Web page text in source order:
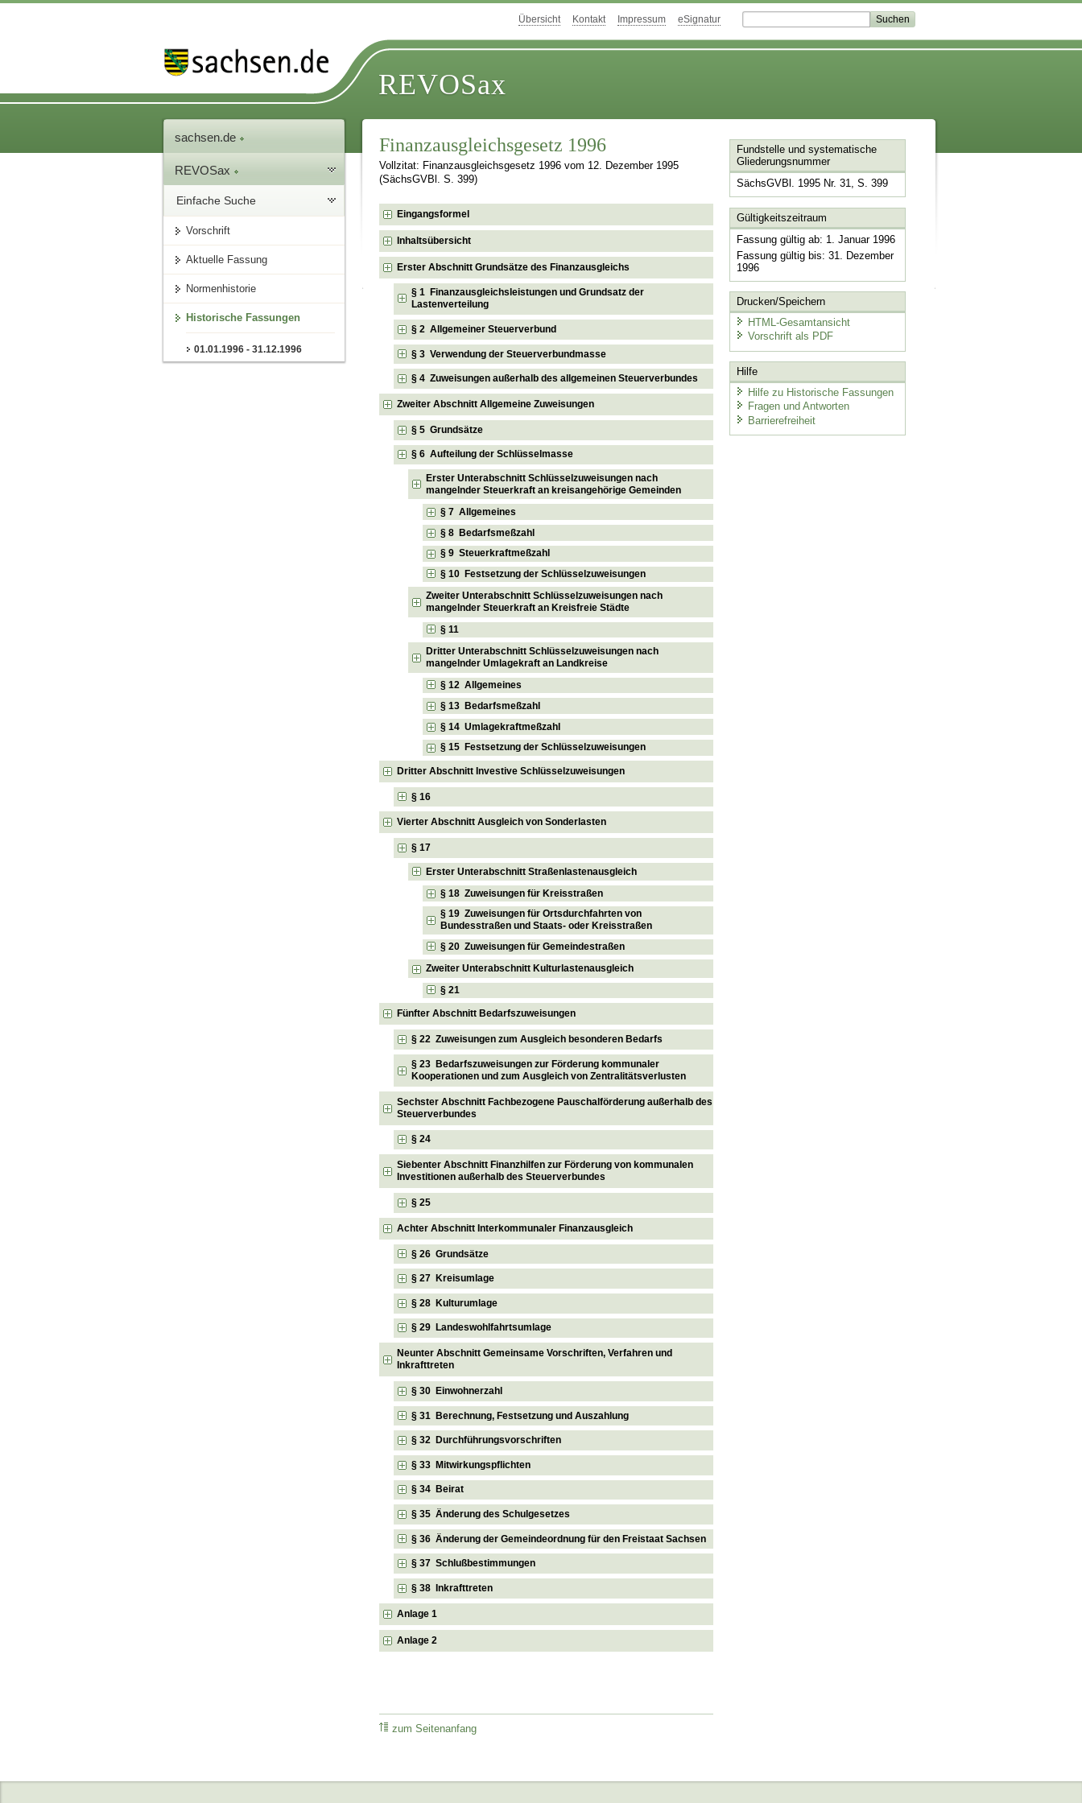
Übersicht Kontakt Impressum eSignatur
REVOSax
sachsen.de
REVOSax
Einfache Suche
Vorschrift
Aktuelle Fassung
Normenhistorie
Historische Fassungen
01.01.1996 - 31.12.1996
Finanzausgleichsgesetz 1996
Vollzitat: Finanzausgleichsgesetz 1996 vom 12. Dezember 1995
(SächsGVBl. S. 399)
Eingangsformel
Inhaltsübersicht
Erster Abschnitt Grundsätze des Finanzausgleichs
§ 1 Finanzausgleichsleistungen und Grundsatz der
Lastenverteilung
§ 2 Allgemeiner Steuerverbund
§ 3 Verwendung der Steuerverbundmasse
§ 4 Zuweisungen außerhalb des allgemeinen Steuerverbundes
Zweiter Abschnitt Allgemeine Zuweisungen
§ 5 Grundsätze
§ 6 Aufteilung der Schlüsselmasse
Erster Unterabschnitt Schlüsselzuweisungen nach
mangelnder Steuerkraft an kreisangehörige Gemeinden
§ 7 Allgemeines
§ 8 Bedarfsmeßzahl
§ 9 Steuerkraftmeßzahl
§ 10 Festsetzung der Schlüsselzuweisungen
Zweiter Unterabschnitt Schlüsselzuweisungen nach
mangelnder Steuerkraft an Kreisfreie Städte
§ 11
Dritter Unterabschnitt Schlüsselzuweisungen nach
mangelnder Umlagekraft an Landkreise
§ 12 Allgemeines
§ 13 Bedarfsmeßzahl
§ 14 Umlagekraftmeßzahl
§ 15 Festsetzung der Schlüsselzuweisungen
Dritter Abschnitt Investive Schlüsselzuweisungen
§ 16
Vierter Abschnitt Ausgleich von Sonderlasten
§ 17
Erster Unterabschnitt Straßenlastenausgleich
§ 18 Zuweisungen für Kreisstraßen
§ 19 Zuweisungen für Ortsdurchfahrten von
Bundesstraßen und Staats- oder Kreisstraßen
§ 20 Zuweisungen für Gemeindestraßen
Zweiter Unterabschnitt Kulturlastenausgleich
§ 21
Fünfter Abschnitt Bedarfszuweisungen
§ 22 Zuweisungen zum Ausgleich besonderen Bedarfs
§ 23 Bedarfszuweisungen zur Förderung kommunaler
Kooperationen und zum Ausgleich von Zentralitätsverlusten
Sechster Abschnitt Fachbezogene Pauschalförderung außerhalb des
Steuerverbundes
§ 24
Siebenter Abschnitt Finanzhilfen zur Förderung von kommunalen
Investitionen außerhalb des Steuerverbundes
§ 25
Achter Abschnitt Interkommunaler Finanzausgleich
§ 26 Grundsätze
§ 27 Kreisumlage
§ 28 Kulturumlage
§ 29 Landeswohlfahrtsumlage
Neunter Abschnitt Gemeinsame Vorschriften, Verfahren und
Inkrafttreten
§ 30 Einwohnerzahl
§ 31 Berechnung, Festsetzung und Auszahlung
§ 32 Durchführungsvorschriften
§ 33 Mitwirkungspflichten
§ 34 Beirat
§ 35 Änderung des Schulgesetzes
§ 36 Änderung der Gemeindeordnung für den Freistaat Sachsen
§ 37 Schlußbestimmungen
§ 38 Inkrafttreten
Anlage 1
Anlage 2
zum Seitenanfang
Fundstelle und systematische
Gliederungsnummer
SächsGVBl. 1995 Nr. 31, S. 399
Gültigkeitszeitraum
Fassung gültig ab: 1. Januar 1996
Fassung gültig bis: 31. Dezember
1996
Drucken/Speichern
HTML-Gesamtansicht
Vorschrift als PDF
Hilfe
Hilfe zu Historische Fassungen
Fragen und Antworten
Barrierefreiheit